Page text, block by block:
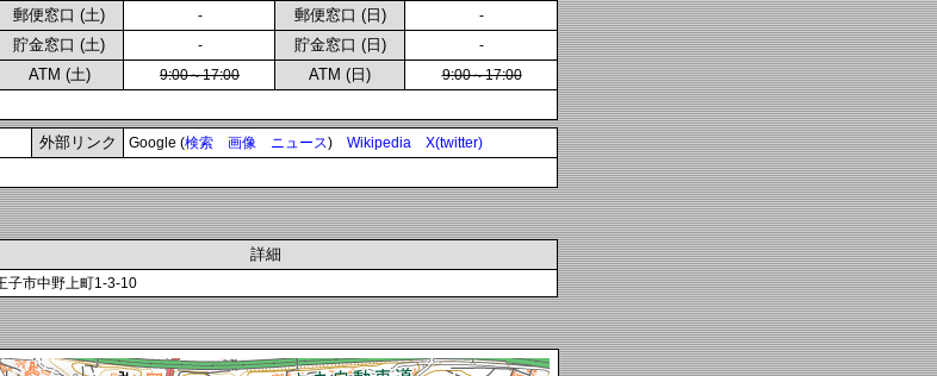
郵便窓口 (土) - 郵便窓口 (日) -
貯金窓口 (土) - 貯金窓口 (日) -
ATM (土) 9:00～17:00 ATM (日) 9:00～17:00
外部リンク Google (検索 画像 ニュース) Wikipedia X(twitter)
詳細
子市中野上町1-3-10